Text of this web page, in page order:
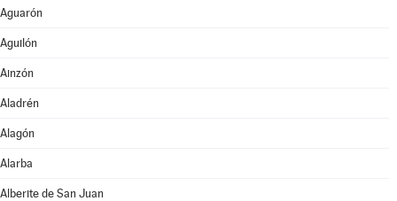
Aguarón
Aguilón
Ainzón
Aladrén
Alagón
Alarba
Alberite de San Juan